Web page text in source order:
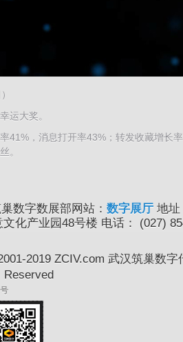
运大奖。
41%，消息打开率43%；转发收藏增长
。
数字数展部网站： 数字展厅 地址
化产业园48号楼 电话： (027)
2019 ZCIV.com 武汉筑巢数